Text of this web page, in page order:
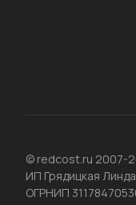
© redcost.ru 2007-
ИП Грядицкая
ОГРНИП